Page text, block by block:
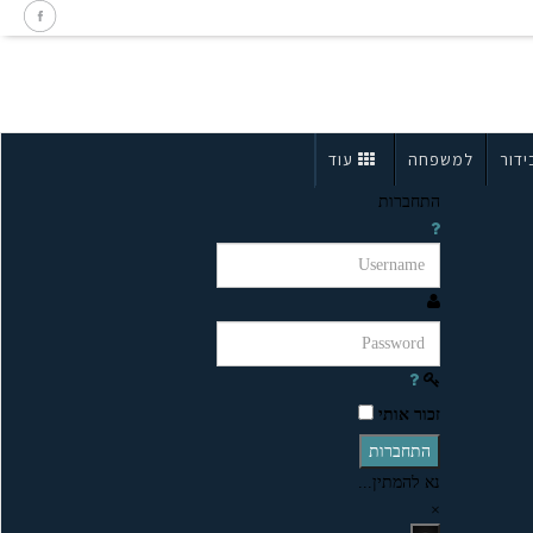
למשפחה עוד
התחברות
זכור אותי
התחברות
נא להמתין...
×